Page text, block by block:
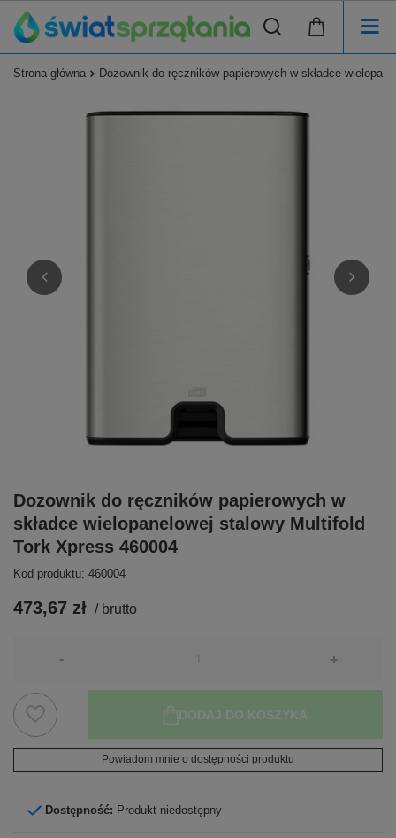
Strona główna Dozownik do ręczników papierowych w składce
Dozownik do ręczników papierowych w
składce wielopanelowej stalowy Multifold
Tork Xpress 460004
Kod produktu: 460004
473,67 zł / brutto
- +
DODAJ DO KOSZYKA
Powiadom mnie o dostępności produktu
Dostępność: Produkt niedostępny